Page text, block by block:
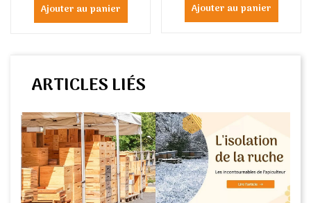
Ajouter au panier Ajouter au panier
ARTICLES LIÉS